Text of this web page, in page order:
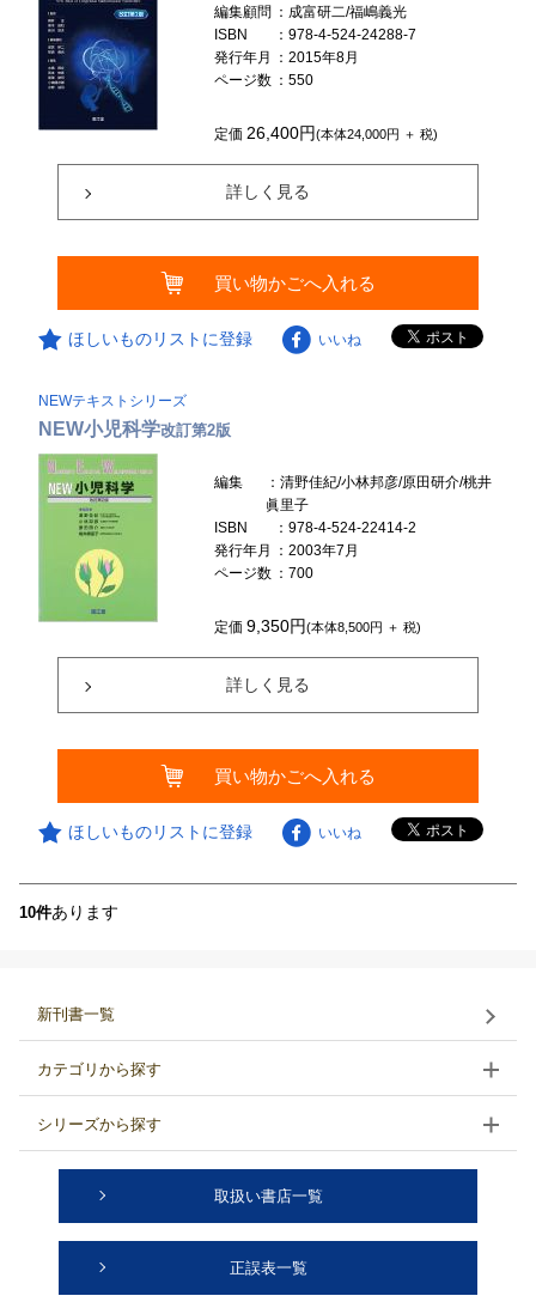
編集顧問 ：成富研二/福嶋義光
ISBN
：978-4-524-24288-7
発行年月
：2015年8月
ページ数 ：550
定価26,400円(本体24,000円 ＋ 税)
詳しく見る
買い物かごへ入れる
ほしいものリストに登録 いいね
NEWテキストシリーズ
NEW小児科学改訂第2版
編集
：清野佳紀/小林邦彦/原田研介/桃井
眞里子
ISBN
：978-4-524-22414-2
発行年月
：2003年7月
ページ数 ：700
定価9,350円(本体8,500円 ＋ 税)
詳しく見る
買い物かごへ入れる
ほしいものリストに登録 いいね
10件あります
新刊書一覧
カテゴリから探す
シリーズから探す
取扱い書店一覧
正誤表一覧